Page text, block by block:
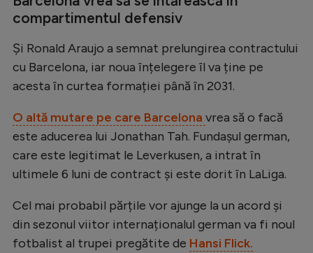
compartimentul defensiv
Și Ronald Araujo a semnat prelungirea contractului
cu Barcelona, iar noua înțelegere îl va ține pe
acesta în curtea formației până în 2031.
O altă mutare pe care Barcelona vrea să o facă
este aducerea lui Jonathan Tah. Fundașul german,
care este legitimat le Leverkusen, a intrat în
ultimele 6 luni de contract și este dorit în LaLiga.
Cel mai probabil părțile vor ajunge la un acord și
din sezonul viitor internaționalul german va fi noul
fotbalist al trupei pregătite de Hansi Flick.